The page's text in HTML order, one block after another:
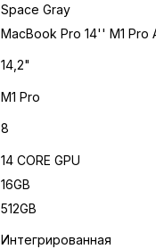
Space Gray
MacBook Pro 14'' M1 Pro
14,2"
M1 Pro
8
14 CORE GPU
16GB
512GB
Интегрированная